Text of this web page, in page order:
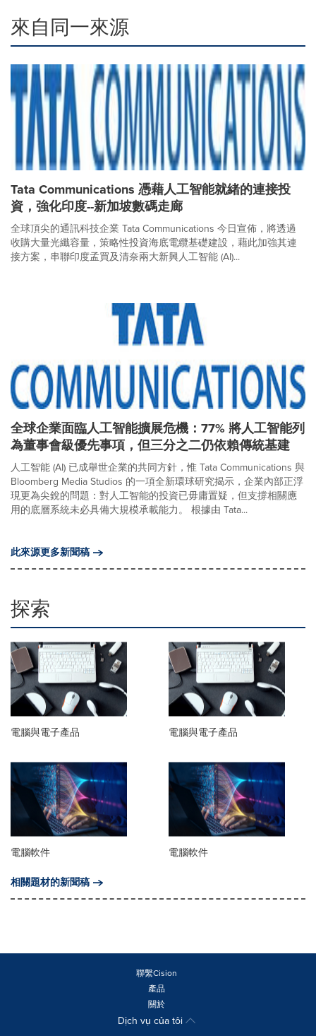
來自同一來源
Tata Communications 憑藉人工智能就緒的連接投
資，強化印度--新加坡數碼走廊
全球頂尖的通訊科技企業 Tata Communications 今日宣佈，將透過
收購大量光纖容量，策略性投資海底電纜基礎建設，藉此加強其連
接方案，串聯印度孟買及清奈兩大新興人工智能 (AI)...
全球企業面臨人工智能擴展危機：77% 將人工智能列
為董事會級優先事項，但三分之二仍依賴傳統基建
人工智能 (AI) 已成舉世企業的共同方針，惟 Tata Communications 與
Bloomberg Media Studios 的一項全新環球研究揭示，企業內部正浮
現更為尖銳的問題：對人工智能的投資已毋庸置疑，但支撐相關應
用的底層系統未必具備大規模承載能力。 根據由 Tata...
此來源更多新聞稿
探索
電腦與電子產品 電腦與電子產品
電腦軟件
電腦軟件
相關題材的新聞稿
聯繫Cision
產品
關於
Dịch vụ của tôi